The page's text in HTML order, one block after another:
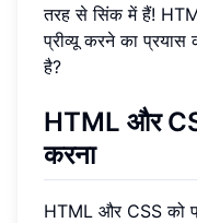
तरह से सिंक में हैं!
प्रीव्यू करने का
है?
HTML और
करना
HTML और CSS को